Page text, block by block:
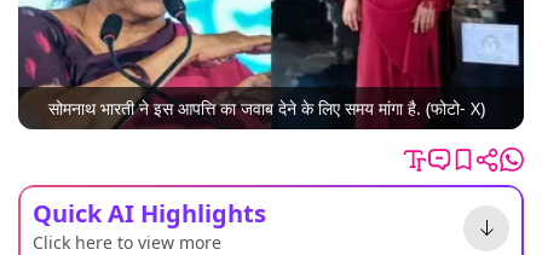
सोमनाथ भारती ने इस आपत्ति का जवाब देने के लिए समय मांगा है. (फोटो- X)
Quick AI Highlights
Click here to view more